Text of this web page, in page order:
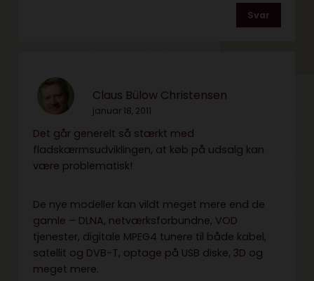
Svar
Claus Bülow Christensen
januar 18, 2011
Det går generelt så stærkt med
fladskærmsudviklingen, at køb på udsalg kan
være problematisk!
De nye modeller kan vildt meget mere end de
gamle – DLNA, netværksforbundne, VOD
tjenester, digitale MPEG4 tunere til både kabel,
satellit og DVB-T, optage på USB diske, 3D og
meget mere.